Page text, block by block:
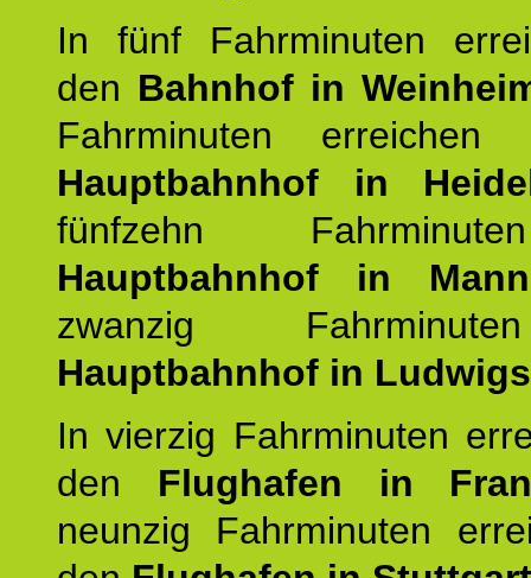
In fünf Fahrminuten
den Bahnhof in
Fahrminuten
Hauptbahnhof in
fünfzehn
Hauptbahnhof in
zwanzig
Hauptbahnhof in
In vierzig Fahrminuten
den Flughafen in
neunzig Fahrminuten